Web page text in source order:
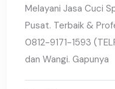
Melayani Jasa Cuci
Pusat. Terbaik &
0812-9171-1593
dan Wangi. Gapunya